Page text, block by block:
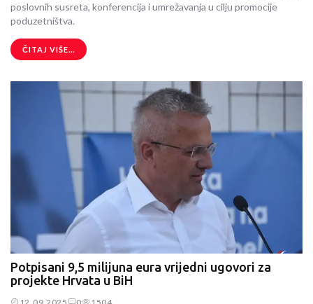
poslovnih susreta, konferencija i umrežavanja u cilju promocije
poduzetništva.
ČITAJ VIŠE...
Potpisani 9,5 milijuna eura vrijedni ugovori za
projekte Hrvata u BiH